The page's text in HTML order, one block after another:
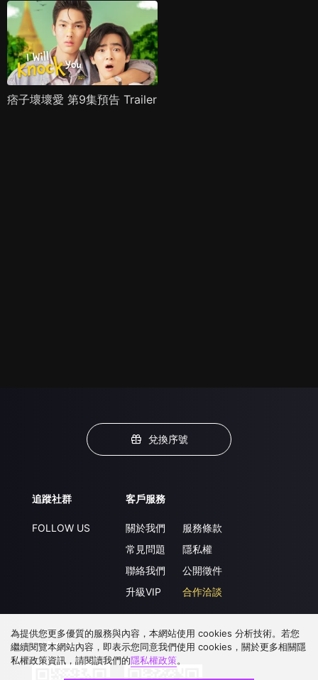
痞子壞壞愛 第9集預告 Trailer
兌換序號
追蹤社群
FOLLOW US
客戶服務
關於我們
常見問題
聯絡我們
升級VIP
服務條款
隱私權
公開徵件
合作洽談
下載 APP
為提供您更多優質的服務與內容，本網站使用 cookies 分析技術。若您
繼續閱覽本網站內容，即表示您同意我們使用 cookies，關於更多相關隱
私權政策資訊，請閱讀我們的隱私權政策。